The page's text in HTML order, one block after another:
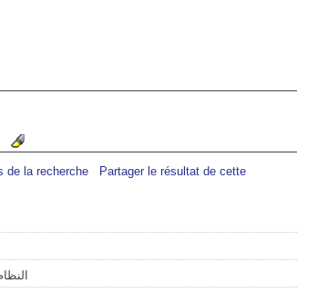
de la recherche
Partager le résultat de cette